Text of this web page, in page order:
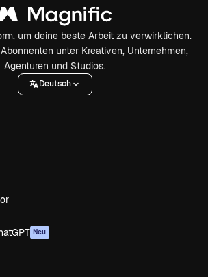
um deine beste Arbeit zu verwirklichen.
unter Kreativen, Unternehmen,
Agenturen und Studios.
Deutsch
Neu